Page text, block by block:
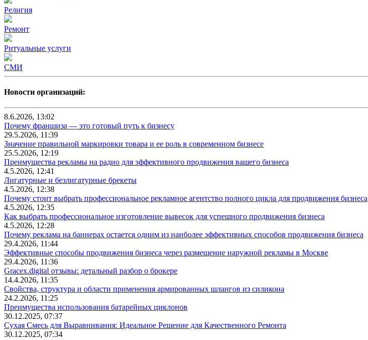
Религия
Ремонт
Ритуальные услуги
СМИ
Новости организаций:
8.6.2026, 13:02
Почему франшиза — это готовый путь к бизнесу
29.5.2026, 11:39
Значение правильной маркировки товара и ее роль в современном бизнесе
25.5.2026, 12:19
Преимущества рекламы на радио для эффективного продвижения вашего бизнеса
4.5.2026, 12:41
Лигатурные и безлигатурные брекеты
4.5.2026, 12:38
Почему стоит выбрать профессиональное рекламное агентство полного цикла для продвижения бизнеса
4.5.2026, 12:35
Как выбрать профессиональное изготовление вывесок для успешного продвижения бизнеса
4.5.2026, 12:28
Почему реклама на баннерах остается одним из наиболее эффективных способов продвижения бизнеса
29.4.2026, 11:44
Эффективные способы продвижения бизнеса через размещение наружной рекламы в Москве
29.4.2026, 11:36
Gracex.digital отзывы: детальный разбор о брокере
14.4.2026, 11:35
Свойства, структура и области применения армированных шлангов из силикона
24.2.2026, 11:25
Преимущества использования батарейных циклонов
30.12.2025, 07:37
Сухая Смесь для Выравнивания: Идеальное Решение для Качественного Ремонта
30.12.2025, 07:34